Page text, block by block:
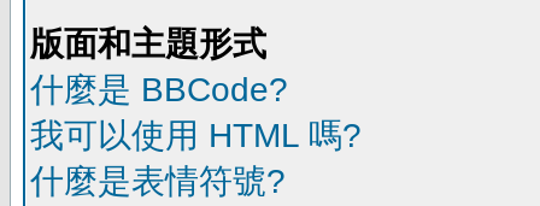
版面和主題形式
什麼是 BBCode?
我可以使用 HTML 嗎?
什麼是表情符號?